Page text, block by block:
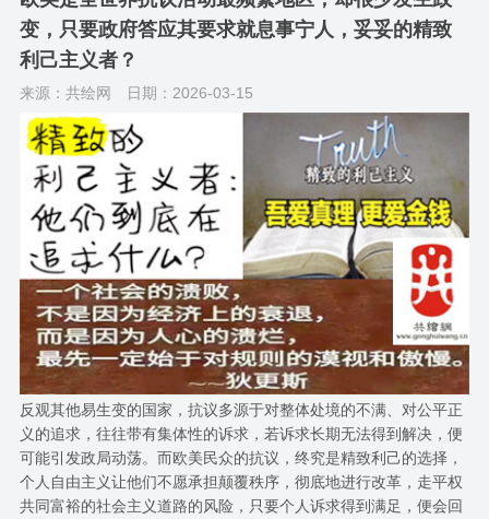
变，只要政府答应其要求就息事宁人，妥妥的精致
利己主义者？
来源：共绘网 日期：2026-03-15
反观其他易生变的国家，抗议多源于对整体处境的不满、对公平正
义的追求，往往带有集体性的诉求，若诉求长期无法得到解决，便
可能引发政局动荡。而欧美民众的抗议，终究是精致利己的选择，
个人自由主义让他们不愿承担颠覆秩序，彻底地进行改革，走平权
共同富裕的社会主义道路的风险，只要个人诉求得到满足，便会回